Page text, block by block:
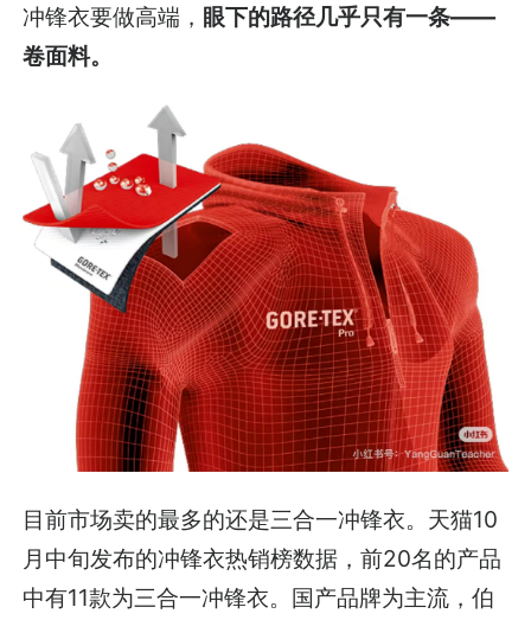
冲锋衣要做高端， 眼下的路径几乎只有一条——
卷面料。
目前市场卖的最多的还是三合一冲锋衣。天猫10
月中旬发布的冲锋衣热销榜数据，前20名的产品
中有11款为三合一冲锋衣。国产品牌为主流，伯